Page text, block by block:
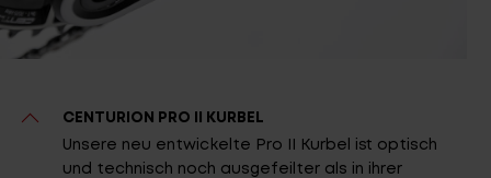
CENTURION PRO II KURBEL
Unsere neu entwickelte Pro II Kurbel ist optisch
und technisch noch ausgefeilter als in ihrer